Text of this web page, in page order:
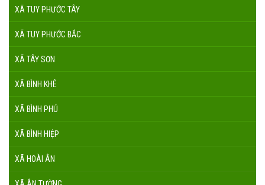
XÃ TUY PHƯỚC TÂY
XÃ TUY PHƯỚC BẮC
XÃ TÂY SƠN
XÃ BÌNH KHÊ
XÃ BÌNH PHÚ
XÃ BÌNH HIỆP
XÃ HOÀI ÂN